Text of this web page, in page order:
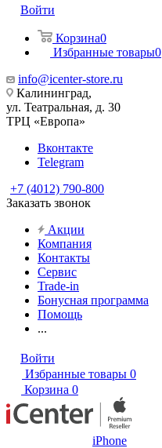
Войти
Корзина0
Избранные товары0
info@icenter-store.ru
Калининград,
ул. Театральная, д. 30
ТРЦ «Европа»
Вконтакте
Telegram
+7 (4012) 790-800
Заказать звонок
Акции
Компания
Контакты
Сервис
Trade-in
Бонусная программа
Помощь
...
Войти
Избранные товары 0
Корзина 0
iPhone